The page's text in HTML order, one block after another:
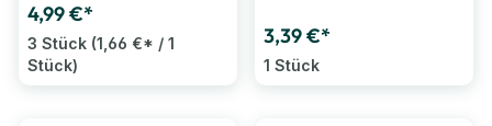
4,99 €*
3 Stück (1,66 €* / 1
Stück)
3,39 €*
1 Stück